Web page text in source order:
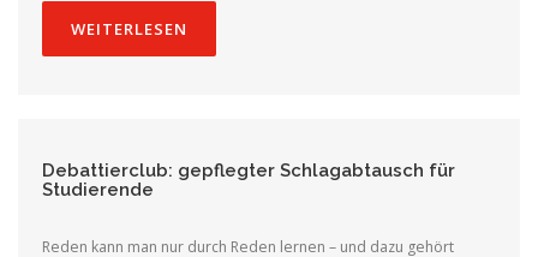
WEITERLESEN
Debattierclub: gepflegter Schlagabtausch für
Studierende
Reden kann man nur durch Reden lernen – und dazu gehört